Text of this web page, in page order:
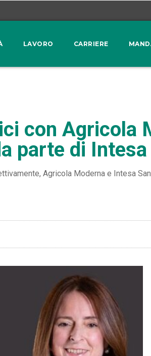
LAVORO CARRIERE
con Agricola
parte di Intesa
Agricola Moderna e Intesa